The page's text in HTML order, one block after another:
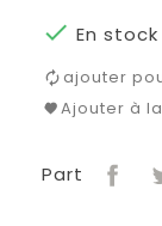
 En stock
ajouter
Ajouter à
Part